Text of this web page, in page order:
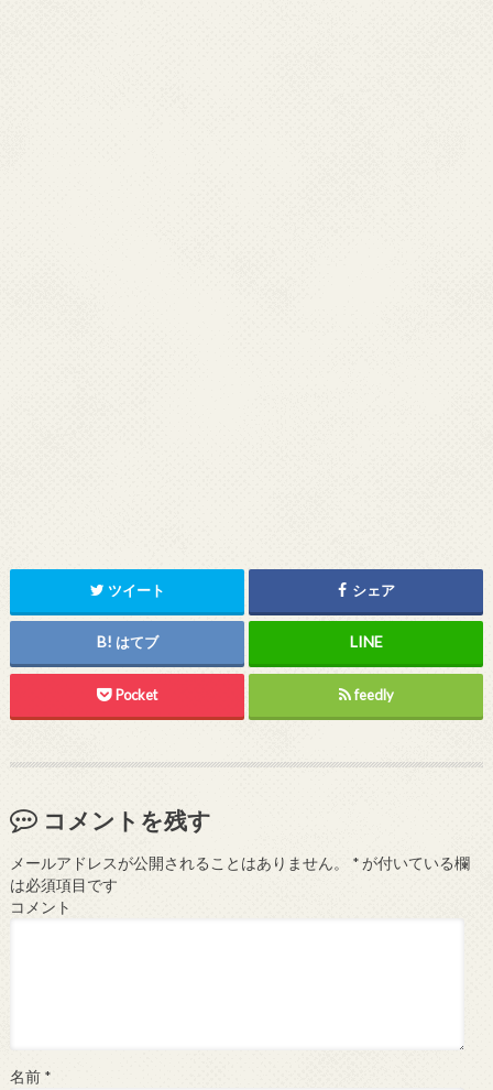
ツイート シェア
はてブ
Pocket feedly
コメントを残す
メールアドレスが公開されることはありません。 *が付いている欄
は必須項目です
コメント
名前 *